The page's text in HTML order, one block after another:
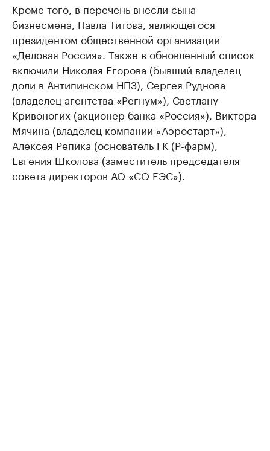
Кроме того, в перечень внесли сына
бизнесмена, Павла Титова, являющегося
президентом общественной организации
«Деловая Россия». Также в обновленный список
включили Николая Егорова (бывший владелец
доли в Антипинском НПЗ), Сергея Руднова
(владелец агентства «Регнум»), Светлану
Кривоногих (акционер банка «Россия»), Виктора
Мячина (владелец компании «Аэростарт»),
Алексея Репика (основатель ГК (Р-фарм),
Евгения Школова (заместитель председателя
совета директоров АО «СО ЕЭС»).